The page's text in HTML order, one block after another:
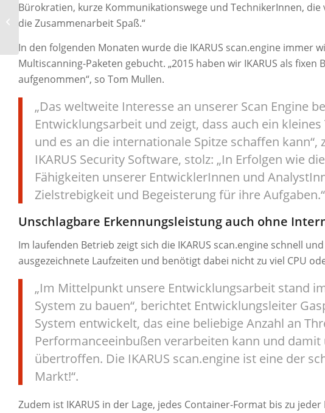
Bürokratien, kurze Kommunikationswege und TechnikerInnen,
die Zusammenarbeit Spaß.“
In den folgenden Monaten wurde die IKARUS scan.engine immer
Multiscanning-Paketen gebucht. „2015 haben wir IKARUS als
aufgenommen“, so Tom Mullen.
„Das weltweite Interesse an unserer Scan Engine
Entwicklungsarbeit und zeigt, dass auch ein
und es an die internationale Spitze schaffen kann“,
IKARUS Security Software, stolz: „In Erfolgen wie
Fähigkeiten unserer EntwicklerInnen und
Zielstrebigkeit und Begeisterung für ihre Aufgaben.“
Unschlagbare Erkennungsleistung auch ohne
Im laufenden Betrieb zeigt sich die IKARUS scan.engine schnell
ausgezeichnete Laufzeiten und benötigt dabei nicht zu viel CPU
„Im Mittelpunkt unsere Entwicklungsarbeit stand
System zu bauen“, berichtet Entwicklungsleiter
System entwickelt, das eine beliebige Anzahl an
Performanceeinbußen verarbeiten kann und
übertroffen. Die IKARUS scan.engine ist eine der
Markt!“.
Zudem ist IKARUS in der Lage, jedes Container-Format bis zu
Landesschulrat NÖ